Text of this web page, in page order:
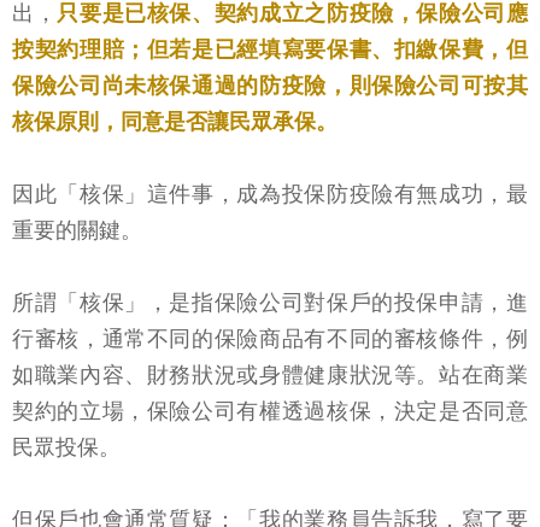
出， 只要是已核保、契約成立之防疫險，保險公司應
按契約理賠；但若是已經填寫要保書、扣繳保費，但
保險公司尚未核保通過的防疫險，則保險公司可按其
核保原則，同意是否讓民眾承保。
因此「核保」這件事，成為投保防疫險有無成功，最
重要的關鍵。
所謂「核保」，是指保險公司對保戶的投保申請，進
行審核，通常不同的保險商品有不同的審核條件，例
如職業內容、財務狀況或身體健康狀況等。站在商業
契約的立場，保險公司有權透過核保，決定是否同意
民眾投保。
但保戶也會通常質疑：「我的業務員告訴我，寫了要